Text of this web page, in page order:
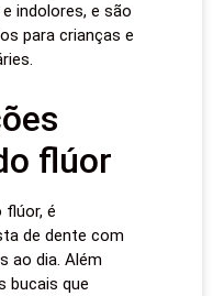
indolores, e são
para crianças e
flúor
flúor, é
de dente com
ao dia. Além
bucais que